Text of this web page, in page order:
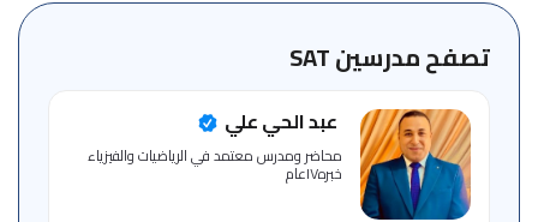
الأساسية
للمنصة
الإرشادي
تصفح مدرسين SAT
عبد الحي علي
محاضر ومدرس معتمد في الرياضيات والفيزياء
خبره١٧عام